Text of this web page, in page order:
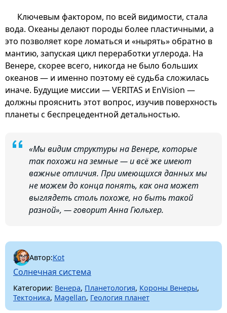
Ключевым фактором, по всей видимости, стала
вода. Океаны делают породы более пластичными, а
это позволяет коре ломаться и «нырять» обратно в
мантию, запуская цикл переработки углерода. На
Венере, скорее всего, никогда не было больших
океанов — и именно поэтому её судьба сложилась
иначе. Будущие миссии — VERITAS и EnVision —
должны прояснить этот вопрос, изучив поверхность
планеты с беспрецедентной детальностью.
«Мы видим структуры на Венере, которые
так похожи на земные — и всё же имеют
важные отличия. При имеющихся данных мы
не можем до конца понять, как она может
выглядеть столь похоже, но быть такой
разной», — говорит Анна Гюльхер.
Автор:Kot
Солнечная система
Категории: Венера, Планетология, Короны Венеры,
Тектоника, Magellan, Геология планет